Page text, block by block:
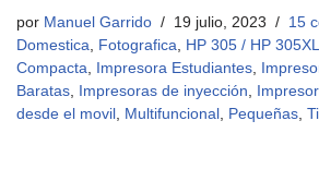
por Manuel Garrido 19 julio, 2023
15
Domestica
Fotografica HP 305 / HP 305XL
Compacta
Impresora Estudiantes
Baratas
Impresoras de inyección
desde el movil
Multifuncional Pequeñas